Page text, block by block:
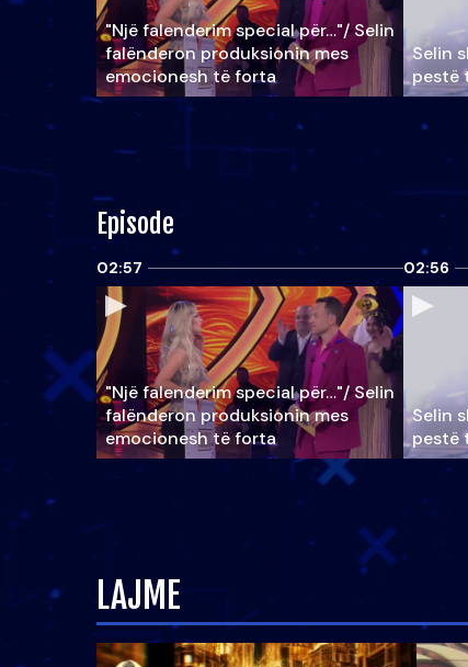
"Një falenderim special për…"/ Selin
falënderon produksionin mes
emocionesh të forta
Selin
pestë
Episode
02:57
"Një falenderim special për…"/ Selin
falënderon produksionin mes
emocionesh të forta
02:56
Selin
pestë
LAJME